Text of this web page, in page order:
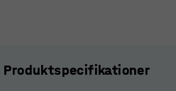
Produktspecifikationer